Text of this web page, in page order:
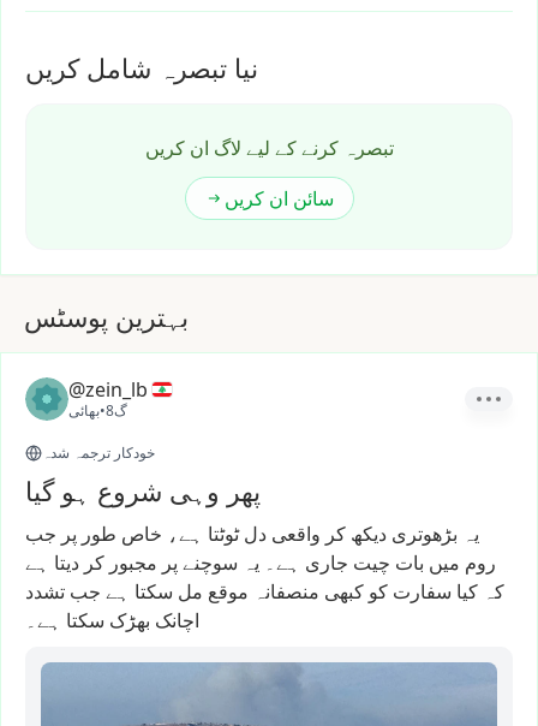
نیا تبصرہ شامل کریں
تبصرہ کرنے کے لیے لاگ ان کریں
سائن ان کریں
بہترین پوسٹس
@zein_lb
بھائی• 8گ
خودکار ترجمہ شدہ
پھر وہی شروع ہو گیا
یہ بڑھوتری دیکھ کر واقعی دل ٹوٹتا ہے، خاص طور پر جب
روم میں بات چیت جاری ہے۔ یہ سوچنے پر مجبور کر دیتا ہے
کہ کیا سفارت کو کبھی منصفانہ موقع مل سکتا ہے جب تشدد
اچانک بھڑک سکتا ہے۔